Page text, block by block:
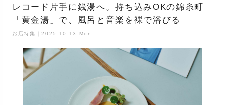
レコード片手に銭湯へ。持ち込みOKの錦糸町
「黄金湯」で、風呂と音楽を裸で浴びる
お店特集｜2025.10.13 Mon